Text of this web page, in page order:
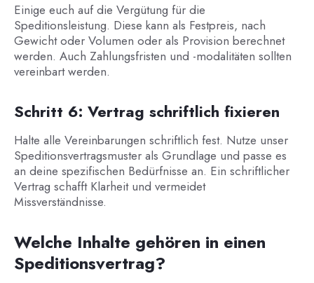
Einige euch auf die Vergütung für die
Speditionsleistung. Diese kann als Festpreis, nach
Gewicht oder Volumen oder als Provision berechnet
werden. Auch Zahlungsfristen und -modalitäten sollten
vereinbart werden.
Schritt 6: Vertrag schriftlich fixieren
Halte alle Vereinbarungen schriftlich fest. Nutze unser
Speditionsvertragsmuster als Grundlage und passe es
an deine spezifischen Bedürfnisse an. Ein schriftlicher
Vertrag schafft Klarheit und vermeidet
Missverständnisse.
Welche Inhalte gehören in einen
Speditionsvertrag?